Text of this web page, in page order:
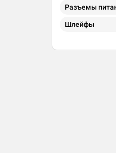
Разъемы
Шлейфы